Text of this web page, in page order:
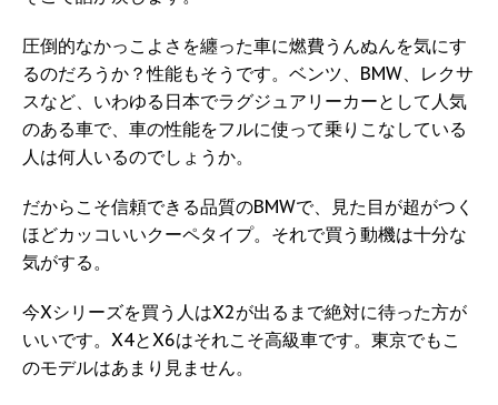
圧倒的なかっこよさを纏った車に燃費うんぬんを気にす
るのだろうか？性能もそうです。ベンツ、BMW、レクサ
スなど、いわゆる日本でラグジュアリーカーとして人気
のある車で、車の性能をフルに使って乗りこなしている
人は何人いるのでしょうか。
だからこそ信頼できる品質のBMWで、見た目が超がつく
ほどカッコいいクーペタイプ。それで買う動機は十分な
気がする。
今Xシリーズを買う人はX2が出るまで絶対に待った方が
いいです。X4とX6はそれこそ高級車です。東京でもこ
のモデルはあまり見ません。